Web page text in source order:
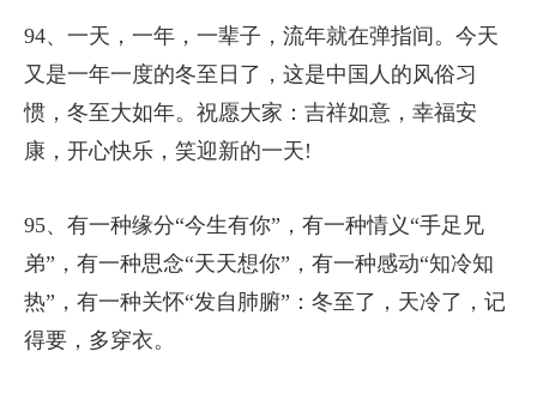
94、一天，一年，一辈子，流年就在弹指间。今天
又是一年一度的冬至日了，这是中国人的风俗习
惯，冬至大如年。祝愿大家：吉祥如意，幸福安
康，开心快乐，笑迎新的一天!
95、有一种缘分“今生有你”，有一种情义“手足兄
弟”，有一种思念“天天想你”，有一种感动“知冷知
热”，有一种关怀“发自肺腑”：冬至了，天冷了，记
得要，多穿衣。